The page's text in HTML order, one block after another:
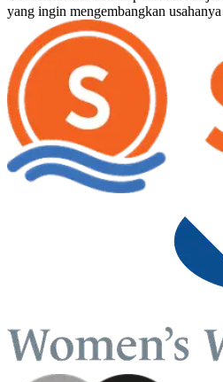
yang ingin mengembangkan